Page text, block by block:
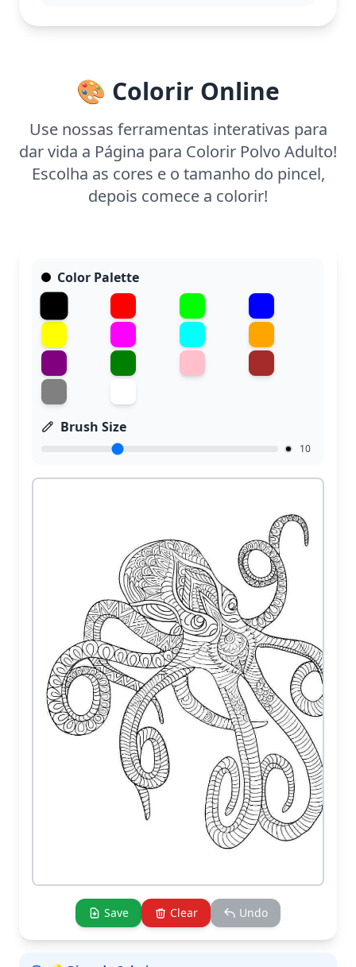
sessões menores. Use canetas de gel ou lápis de
cor para capturar todos os minuciosos detalhes, e
aproveite para relaxar enquanto colore.
🎨 Colorir Online
Use nossas ferramentas interativas para
dar vida a Página para Colorir Polvo Adulto!
Escolha as cores e o tamanho do pincel,
depois comece a colorir!
Color Palette
Brush Size
10
Save Clear Undo